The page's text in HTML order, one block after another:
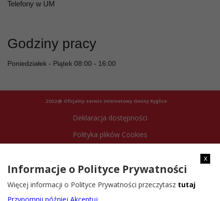
Telefony w UM
Godziny pracy
Poniedziałek - Piątek 08:00 - 16:00
2022@ Oficjalny serwis internetowy Gminy Ryglice
Deklaracja dostępności
Polityka plików Cookies
x
Informacje o Polityce Prywatności
Więcej informacji o Polityce Prywatności przeczytasz tutaj